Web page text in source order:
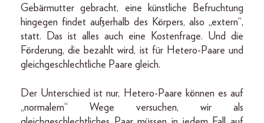
Gebärmutter gebracht, eine künstliche Befruchtung
hingegen findet außerhalb des Körpers, also „extern“,
statt. Das ist alles auch eine Kostenfrage. Und die
Förderung, die bezahlt wird, ist für Hetero-Paare und
gleichgeschlechtliche Paare gleich.
Der Unterschied ist nur, Hetero-Paare können es auf
„normalem“ Wege versuchen, wir als